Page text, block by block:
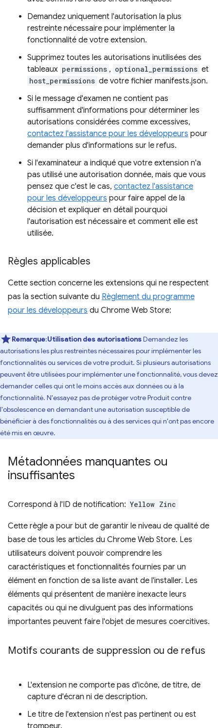
Demandez uniquement l'autorisation la plus
restreinte nécessaire pour implémenter la
fonctionnalité de votre extension.
Supprimez toutes les autorisations inutilisées des
tableaux permissions , optional_permissions et
host_permissions de votre fichier manifests.json.
Si le message d'examen ne contient pas
suffisamment d'informations pour déterminer les
autorisations considérées comme excessives,
contactez l'assistance pour les développeurs pour
demander plus d'informations sur le refus.
Si l'examinateur a indiqué que votre extension n'a
pas utilisé une autorisation donnée, mais que vous
pensez que c'est le cas, contactez l'assistance
pour les développeurs pour faire appel de la
décision et expliquer en détail pourquoi
l'autorisation est nécessaire et comment elle est
utilisée.
Règles applicables
Cette section concerne les extensions qui ne respectent
pas la section suivante du Règlement du programme
pour les développeurs du Chrome Web Store:
Remarque:Utilisation des autorisationsDemandez les
autorisations les plus restreintes nécessaires pour implémenter les
fonctionnalités ou services de votre produit. Si plusieurs autorisations
peuvent être utilisées pour implémenter une fonctionnalité, vous devez
demander celles qui ont le moins accès aux données ou à la
fonctionnalité. N'essayez pas de protéger votre Produit contre
l'obsolescence en demandant une autorisation susceptible de
bénéficier à des fonctionnalités ou à des services qui n'ont pas encore
été mis en œuvre.
Métadonnées manquantes ou
insuffisantes
Correspond à l'ID de notification: Yellow Zinc
Cette règle a pour but de garantir le niveau de qualité de
base de tous les articles du Chrome Web Store. Les
utilisateurs doivent pouvoir comprendre les
caractéristiques et fonctionnalités fournies par un
élément en fonction de sa liste avant de l'installer. Les
éléments qui présentent de manière inexacte leurs
capacités ou qui ne divulguent pas des informations
importantes peuvent faire l'objet de mesures coercitives.
Motifs courants de suppression ou de refus
L'extension ne comporte pas d'icône, de titre, de
capture d'écran ni de description.
Le titre de l'extension n'est pas pertinent ou est
trompeur.